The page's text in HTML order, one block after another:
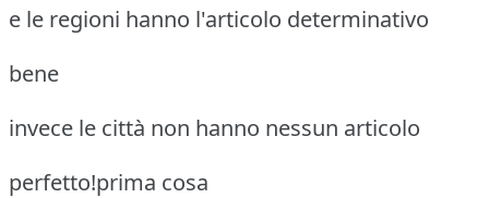
e le regioni hanno l'articolo determinativo
bene
invece le città non hanno nessun articolo
perfetto!prima cosa